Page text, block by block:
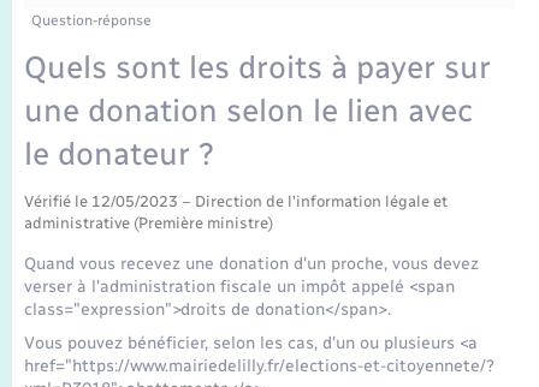
Mariage – PACS
Parrainage civil
Question-réponse
Quels sont les droits à payer sur
une donation selon le lien avec
le donateur ?
Vérifié le 12/05/2023 – Direction de l'information légale et
administrative (Première ministre)
Quand vous recevez une donation d'un proche, vous devez
verser à l'administration fiscale un impôt appelé <span
class="expression">droits de donation</span>.
Vous pouvez bénéficier, selon les cas, d'un ou plusieurs <a
href="https://www.mairiedelilly.fr/elections-et-citoyennete/?